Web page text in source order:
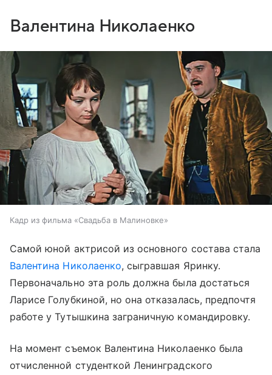
Валентина Николаенко
Кадр из фильма «Свадьба в Малиновке»
Самой юной актрисой из основного состава стала
Валентина Николаенко, сыгравшая Яринку.
Первоначально эта роль должна была достаться
Ларисе Голубкиной, но она отказалась, предпочтя
работе у Тутышкина заграничную командировку.
На момент съемок Валентина Николаенко была
отчисленной студенткой Ленинградского